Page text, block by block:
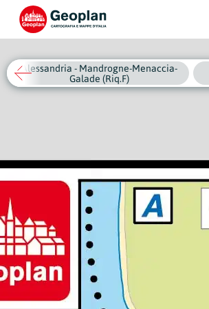
Alessandria - Mandrogne-Menaccia-
Galade (Riq.F)